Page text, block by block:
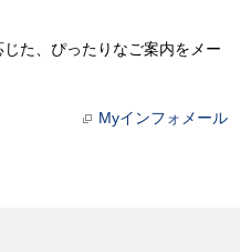
た、ぴったりなご案内をメー
Myインフォメール